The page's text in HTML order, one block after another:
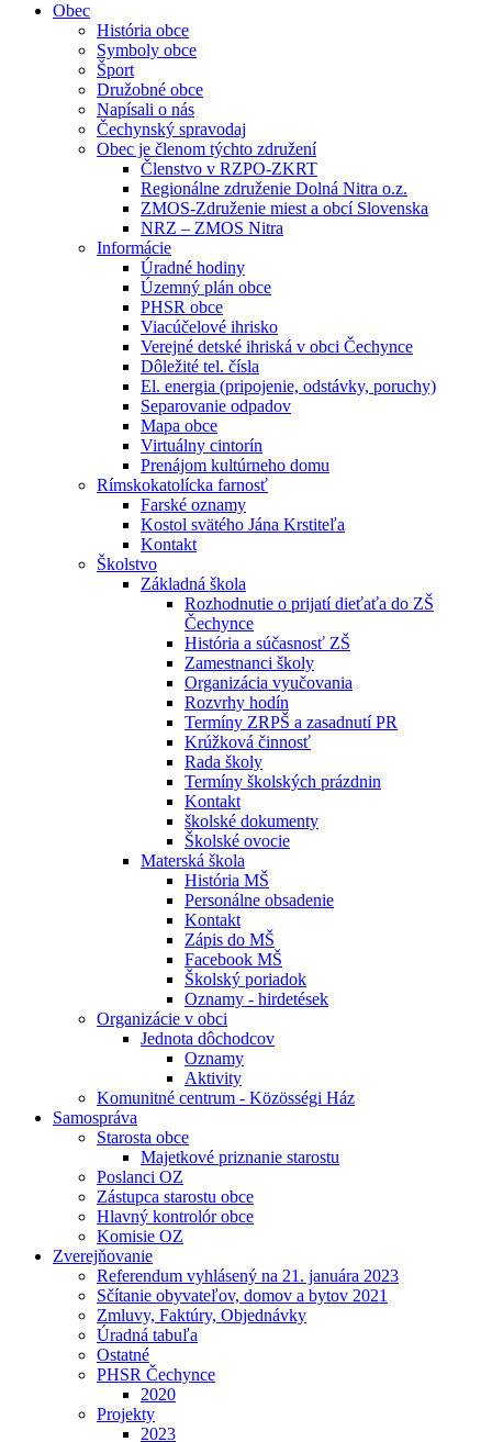
Obec
História obce
Symboly obce
Šport
Družobné obce
Napísali o nás
Čechynský spravodaj
Obec je členom týchto združení
Členstvo v RZPO-ZKRT
Regionálne združenie Dolná Nitra o.z.
ZMOS-Združenie miest a obcí Slovenska
NRZ – ZMOS Nitra
Informácie
Úradné hodiny
Územný plán obce
PHSR obce
Viacúčelové ihrisko
Verejné detské ihriská v obci Čechynce
Dôležité tel. čísla
El. energia (pripojenie, odstávky, poruchy)
Separovanie odpadov
Mapa obce
Virtuálny cintorín
Prenájom kultúrneho domu
Rímskokatolícka farnosť
Farské oznamy
Kostol svätého Jána Krstiteľa
Kontakt
Školstvo
Základná škola
Rozhodnutie o prijatí dieťaťa do ZŠ
Čechynce
História a súčasnosť ZŠ
Zamestnanci školy
Organizácia vyučovania
Rozvrhy hodín
Termíny ZRPŠ a zasadnutí PR
Krúžková činnosť
Rada školy
Termíny školských prázdnin
Kontakt
školské dokumenty
Školské ovocie
Materská škola
História MŠ
Personálne obsadenie
Kontakt
Zápis do MŠ
Facebook MŠ
Školský poriadok
Oznamy - hirdetések
Organizácie v obci
Jednota dôchodcov
Oznamy
Aktivity
Komunitné centrum - Közösségi Ház
Samospráva
Starosta obce
Majetkové priznanie starostu
Poslanci OZ
Zástupca starostu obce
Hlavný kontrolór obce
Komisie OZ
Zverejňovanie
Referendum vyhlásený na 21. januára 2023
Sčítanie obyvateľov, domov a bytov 2021
Zmluvy, Faktúry, Objednávky
Úradná tabuľa
Ostatné
PHSR Čechynce
2020
Projekty
2023